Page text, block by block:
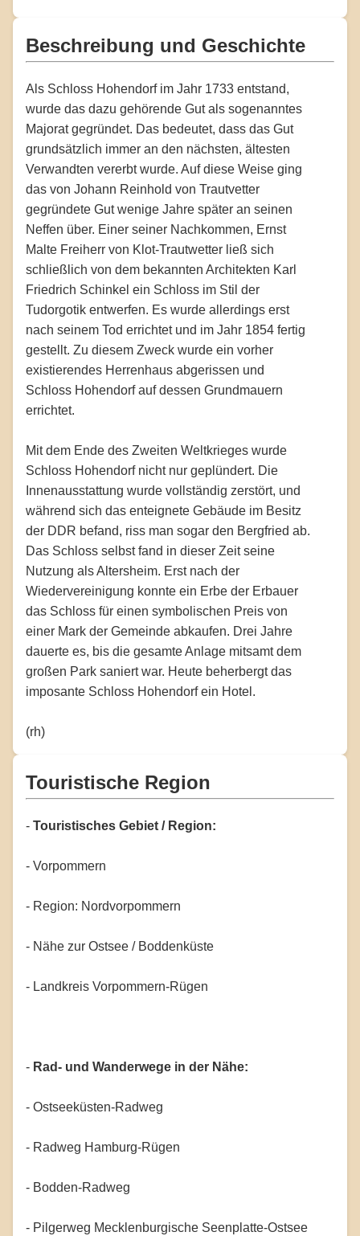
Beschreibung und Geschichte
Als Schloss Hohendorf im Jahr 1733 entstand,
wurde das dazu gehörende Gut als sogenanntes
Majorat gegründet. Das bedeutet, dass das Gut
grundsätzlich immer an den nächsten, ältesten
Verwandten vererbt wurde. Auf diese Weise ging
das von Johann Reinhold von Trautvetter
gegründete Gut wenige Jahre später an seinen
Neffen über. Einer seiner Nachkommen, Ernst
Malte Freiherr von Klot-Trautwetter ließ sich
schließlich von dem bekannten Architekten Karl
Friedrich Schinkel ein Schloss im Stil der
Tudorgotik entwerfen. Es wurde allerdings erst
nach seinem Tod errichtet und im Jahr 1854 fertig
gestellt. Zu diesem Zweck wurde ein vorher
existierendes Herrenhaus abgerissen und
Schloss Hohendorf auf dessen Grundmauern
errichtet.
Mit dem Ende des Zweiten Weltkrieges wurde
Schloss Hohendorf nicht nur geplündert. Die
Innenausstattung wurde vollständig zerstört, und
während sich das enteignete Gebäude im Besitz
der DDR befand, riss man sogar den Bergfried ab.
Das Schloss selbst fand in dieser Zeit seine
Nutzung als Altersheim. Erst nach der
Wiedervereinigung konnte ein Erbe der Erbauer
das Schloss für einen symbolischen Preis von
einer Mark der Gemeinde abkaufen. Drei Jahre
dauerte es, bis die gesamte Anlage mitsamt dem
großen Park saniert war. Heute beherbergt das
imposante Schloss Hohendorf ein Hotel.
(rh)
Touristische Region
- Touristisches Gebiet / Region:
- Vorpommern
- Region: Nordvorpommern
- Nähe zur Ostsee / Boddenküste
- Landkreis Vorpommern-Rügen
- Rad- und Wanderwege in der Nähe:
- Ostseeküsten-Radweg
- Radweg Hamburg-Rügen
- Bodden-Radweg
- Pilgerweg Mecklenburgische Seenplatte-Ostsee